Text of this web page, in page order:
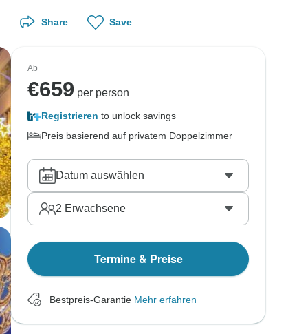
Share Save
Ab
€659 per person
Registrieren to unlock savings
Preis basierend auf privatem Doppelzimmer
Datum auswählen
2 Erwachsene
Termine & Preise
Bestpreis-Garantie Mehr erfahren